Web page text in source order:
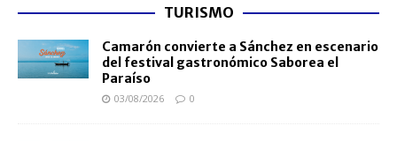
TURISMO
Camarón convierte a Sánchez en escenario
del festival gastronómico Saborea el
Paraíso
03/08/2026 0